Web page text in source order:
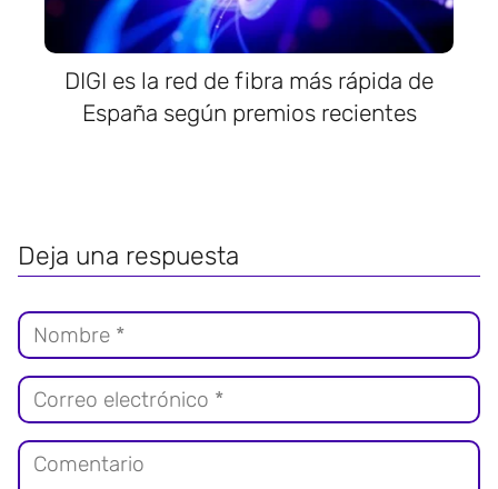
DIGI es la red de fibra más rápida de
España según premios recientes
Deja una respuesta